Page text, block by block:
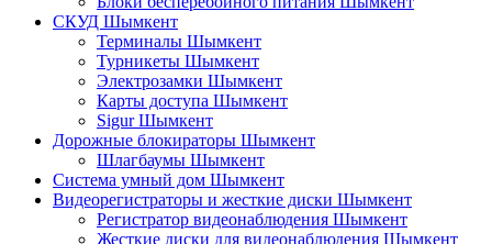
СКУД Шымкент
Терминалы Шымкент
Турникеты Шымкент
Электрозамки Шымкент
Карты доступа Шымкент
Sigur Шымкент
Дорожные блокираторы Шымкент
Шлагбаумы Шымкент
Система умный дом Шымкент
Видеорегистраторы и жесткие диски Шымкент
Регистратор видеонаблюдения Шымкент
Жесткие диски для видеонаблюдения Шымкент